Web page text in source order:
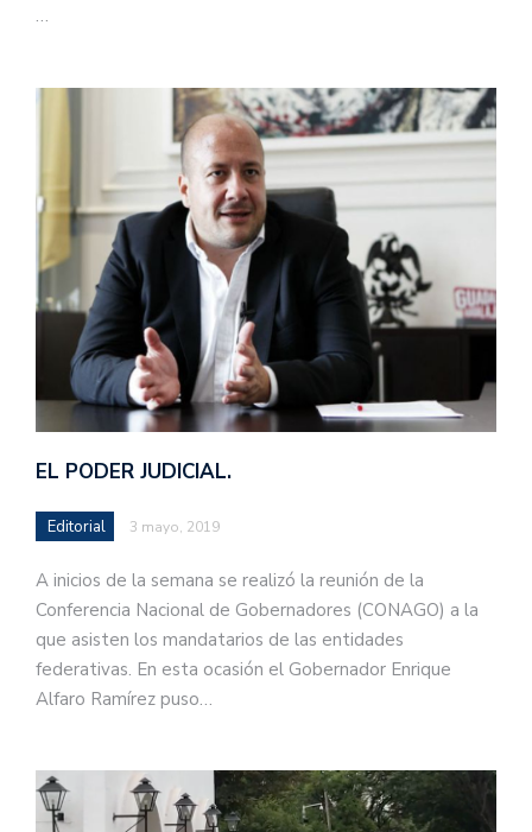
…
EL PODER JUDICIAL.
Editorial 3 mayo, 2019
A inicios de la semana se realizó la reunión de la
Conferencia Nacional de Gobernadores (CONAGO) a la
que asisten los mandatarios de las entidades
federativas. En esta ocasión el Gobernador Enrique
Alfaro Ramírez puso…